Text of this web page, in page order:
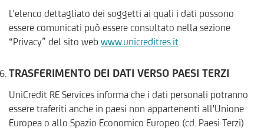
L'elenco dettagliato dei soggetti ai quali i dati possono
essere comunicati può essere consultato nella sezione
“Privacy” del sito web www.unicreditres.it.
TRASFERIMENTO DEI DATI VERSO PAESI TERZI
UniCredit RE Services informa che i dati personali potranno
essere traferiti anche in paesi non appartenenti all'Unione
Europea o allo Spazio Economico Europeo (cd. Paesi Terzi)